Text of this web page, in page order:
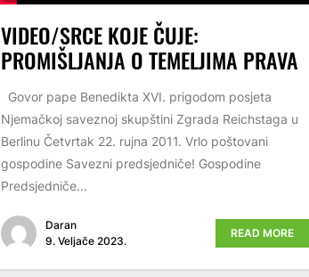
VIDEO/SRCE KOJE ČUJE:
PROMIŠLJANJA O TEMELJIMA PRAVA
Govor pape Benedikta XVI. prigodom posjeta
Njemačkoj saveznoj skupštini Zgrada Reichstaga u
Berlinu Četvrtak 22. rujna 2011. Vrlo poštovani
gospodine Savezni predsjedniče! Gospodine
Predsjedniče...
Daran
9. Veljače 2023.
READ MORE